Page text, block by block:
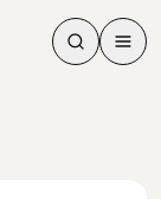
Søk
Søk
Meny